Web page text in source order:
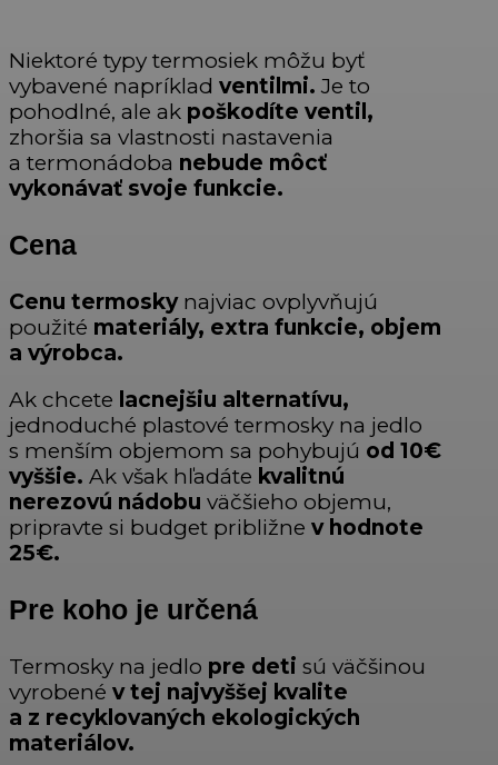
Niektoré typy termosiek môžu byť
vybavené napríklad ventilmi. Je to
pohodlné, ale ak poškodíte ventil,
zhoršia sa vlastnosti nastavenia
a termonádoba nebude môcť
vykonávať svoje funkcie.
Cena
Cenu termoskynajviac ovplyvňujú
použité materiály, extra funkcie, objem
a výrobca.
Ak chcete lacnejšiu alternatívu,
jednoduché plastové termosky na jedlo
s menším objemom sa pohybujú od 10€
vyššie. Ak však hľadáte kvalitnú
nerezovú nádobu väčšieho objemu,
pripravte si budget približne v hodnote
25€.
Pre koho je určená
Termosky na jedlo pre deti sú väčšinou
vyrobené v tej najvyššej kvalite
a z recyklovaných ekologických
materiálov.